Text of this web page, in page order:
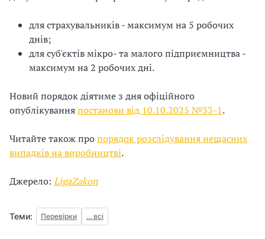
для страхувальників - максимум на 5 робочих
днів;
для суб'єктів мікро- та малого підприємництва -
максимум на 2 робочих дні.
Новий порядок діятиме з дня офіційного
опублікуванняпостанови від 10.10.2025 №33-1.
Читайте також пропорядок розслідування нещасних
випадків на виробництві.
Джерело: LigaZakon
Теми: Перевірки ... всі